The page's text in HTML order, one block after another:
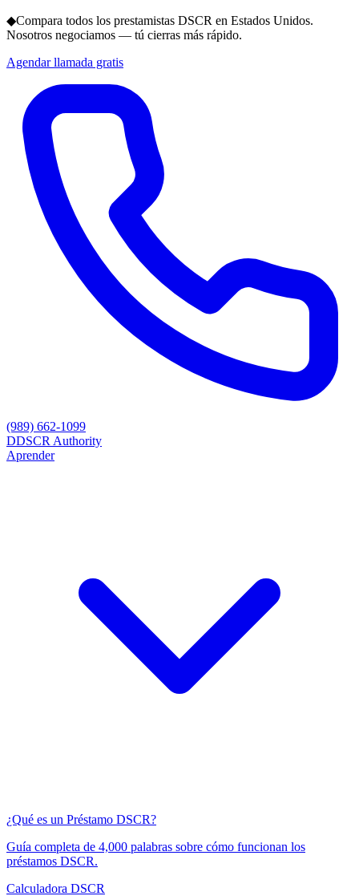
◆Compara todos los prestamistas DSCR en Estados Unidos.
Nosotros negociamos — tú cierras más rápido.
Agendar llamada gratis
(989) 662-1099
DDSCR Authority
Aprender
¿Qué es un Préstamo DSCR?
Guía completa de 4,000 palabras sobre cómo funcionan los
préstamos DSCR.
Calculadora DSCR